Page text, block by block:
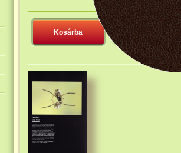
Kosárba Polcra teszem